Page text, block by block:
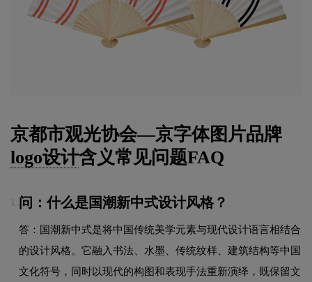
京都市观光协会—京字体图片品牌
logo设计含义常见问题FAQ
问：什么是国潮新中式设计风格？
答：国潮新中式是将中国传统美学元素与现代设计语言相结合
的设计风格。它融入书法、水墨、传统纹样、建筑结构等中国
文化符号，同时以现代的构图和表现手法重新演绎，既保留文